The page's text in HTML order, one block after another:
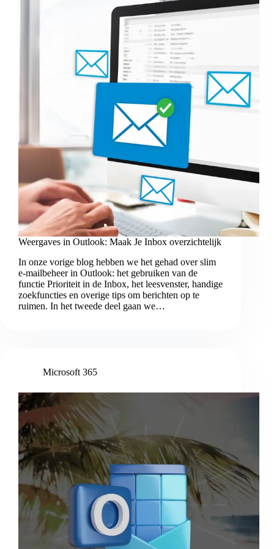
Weergaves in Outlook: Maak Je Inbox overzichtelijk
In onze vorige blog hebben we het gehad over slim
e-mailbeheer in Outlook: het gebruiken van de
functie Prioriteit in de Inbox, het leesvenster, handige
zoekfuncties en overige tips om berichten op te
ruimen. In het tweede deel gaan we…
Microsoft 365